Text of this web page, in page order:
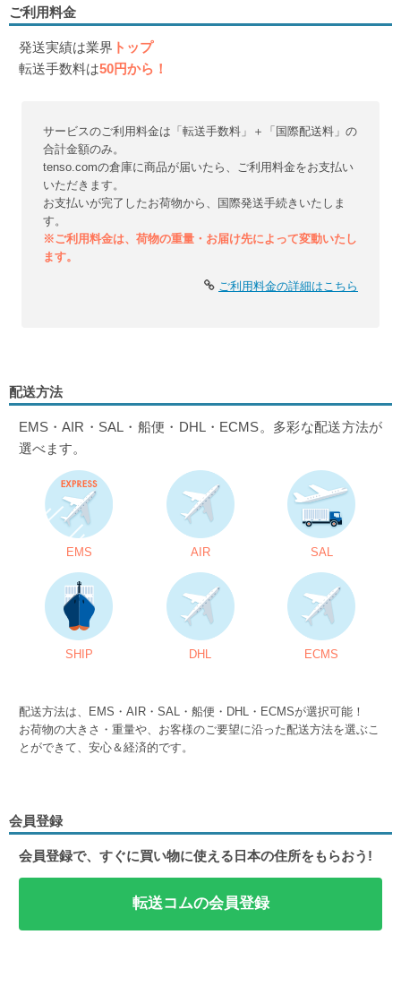
ご利用料金
発送実績は業界 トップ
転送手数料は50円から！
サービスのご利用料金は「転送手数料」＋「国際配送料」の
合計金額のみ。
tenso.comの倉庫に商品が届いたら、ご利用料金をお支払い
いただきます。
お支払いが完了したお荷物から、国際発送手続きいたしま
す。
※ご利用料金は、荷物の重量・お届け先によって変動いたし
ます。
ご利用料金の詳細はこちら
配送方法
EMS・AIR・SAL・船便・DHL・ECMS。多彩な配送方法が
選べます。
EMS AIR SAL
SHIP DHL ECMS
配送方法は、EMS・AIR・SAL・船便・DHL・ECMSが選択可能！
お荷物の大きさ・重量や、お客様のご要望に沿った配送方法を選ぶこ
とができて、安心＆経済的です。
会員登録
会員登録で、すぐに買い物に使える日本の住所をもらおう!
転送コムの会員登録